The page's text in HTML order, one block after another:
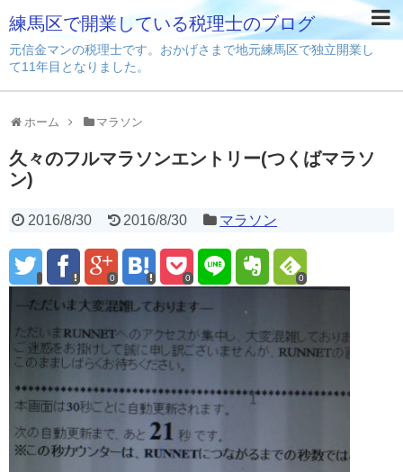
練馬区で開業している税理士のブログ
元信金マンの税理士です。おかげさまで地元練馬区で独立開業し
て11年目となりました。
ホーム マラソン
久々のフルマラソンエントリー(つくばマラソ
ン)
2016/8/30 2016/8/30 マラソン
0 0 0